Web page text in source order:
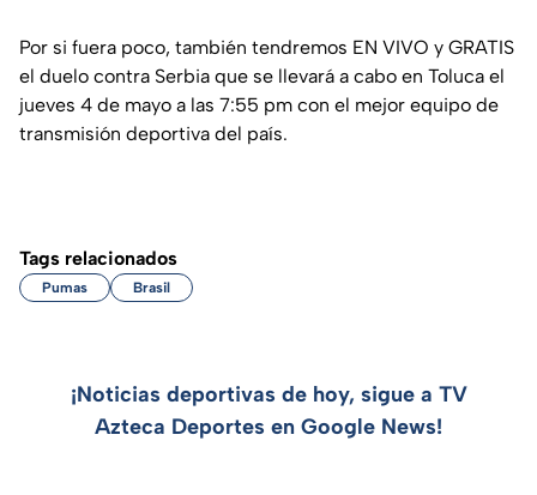
Por si fuera poco, también tendremos EN VIVO y GRATIS
el duelo contra Serbia que se llevará a cabo en Toluca el
jueves 4 de mayo a las 7:55 pm con el mejor equipo de
transmisión deportiva del país.
Tags relacionados
Pumas Brasil
¡Noticias deportivas de hoy, sigue a TV
Azteca Deportes en Google News!